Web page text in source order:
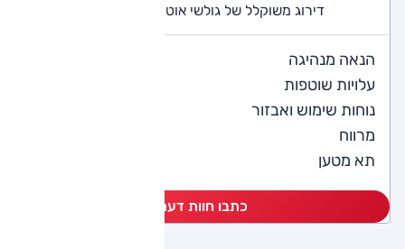
דירוג משוקלל של גולשי אוטו (2 חוות דעת)
הנאה מנהיגה
עלויות שוטפות
נוחות שימוש ואבזור
מרווח
תא מטען
כתבו חוות דעת